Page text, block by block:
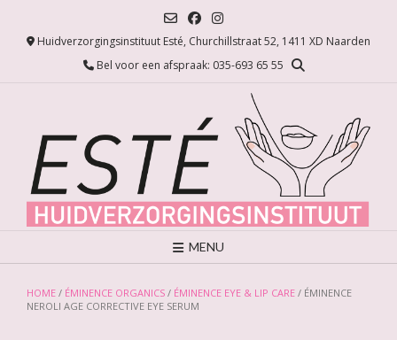
Huidverzorgingsinstituut Esté, Churchillstraat 52, 1411 XD Naarden
Bel voor een afspraak: 035-693 65 55
MENU
HOME / ÉMINENCE ORGANICS / ÉMINENCE EYE & LIP CARE / ÉMINENCE
NEROLI AGE CORRECTIVE EYE SERUM